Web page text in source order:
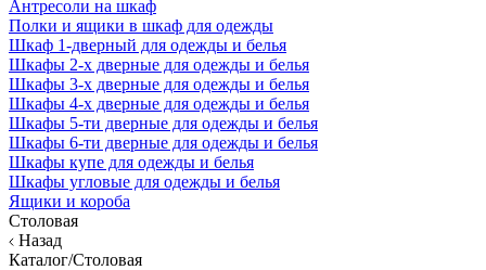
Антресоли на шкаф
Полки и ящики в шкаф для одежды
Шкаф 1-дверный для одежды и белья
Шкафы 2-х дверные для одежды и белья
Шкафы 3-х дверные для одежды и белья
Шкафы 4-х дверные для одежды и белья
Шкафы 5-ти дверные для одежды и белья
Шкафы 6-ти дверные для одежды и белья
Шкафы купе для одежды и белья
Шкафы угловые для одежды и белья
Ящики и короба
Столовая
Назад
Каталог/Столовая